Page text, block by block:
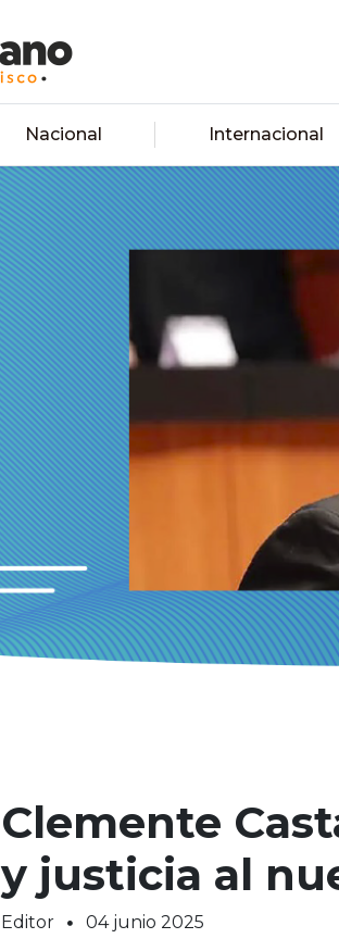
Nacional Internacional
Clemente
y justicia al
Editor 04 junio 2025